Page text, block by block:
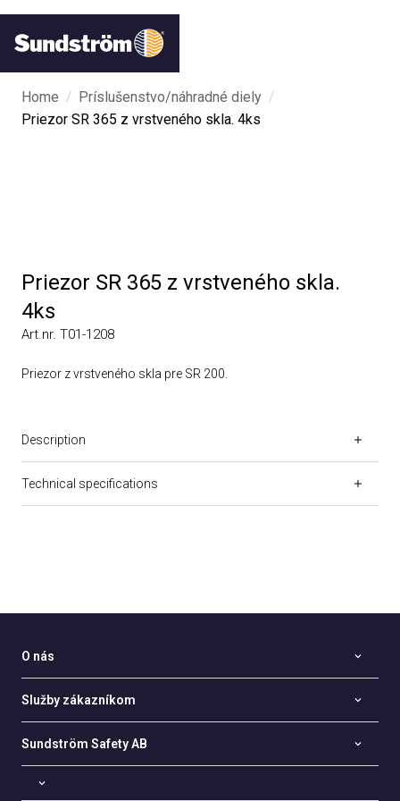
Home / Príslušenstvo/náhradné diely /
Priezor SR 365 z vrstveného skla. 4ks
Priezor SR 365 z vrstveného skla.
4ks
Art.nr. T01-1208
Priezor z vrstveného skla pre SR 200.
Description
Technical specifications
O nás
Služby zákazníkom
Sundström Safety AB